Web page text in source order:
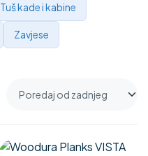
Tuš kade i kabine
Zavjese